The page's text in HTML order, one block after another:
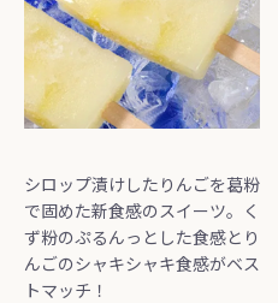
シロップ漬けしたりんごを葛粉
で固めた新食感のスイーツ。く
ず粉のぷるんっとした食感とり
んごのシャキシャキ食感がベス
トマッチ！